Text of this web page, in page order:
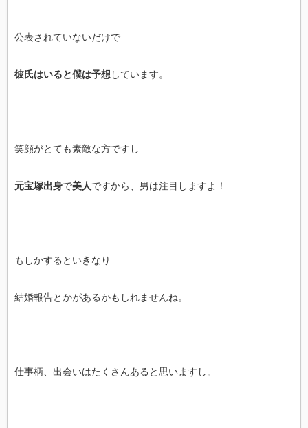
公表されていないだけで
彼氏はいると僕は予想 しています。
笑顔がとても素敵な方ですし
元宝塚出身で美人ですから、男は注目しますよ！
もしかするといきなり
結婚報告とかがあるかもしれませんね。
仕事柄、出会いはたくさんあると思いますし。